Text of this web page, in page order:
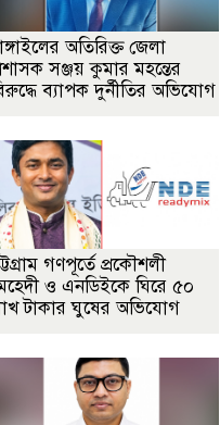
অতিরিক্ত জেলা
সঞ্জয় কুমার মহন্তের
ব্যাপক দুর্নীতির অভিযোগ
গণপূর্তে প্রকৌশলী
ও এনডিইকে ঘিরে ৫০
টাকার ঘুষের অভিযোগ